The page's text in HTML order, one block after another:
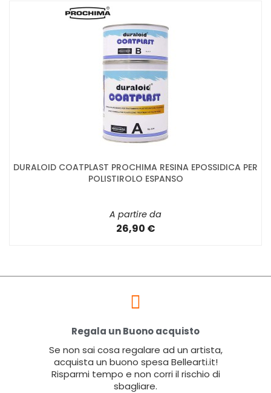
DURALOID COATPLAST PROCHIMA RESINA EPOSSIDICA PER
POLISTIROLO ESPANSO
A partire da
26,90 €
Regala un Buono acquisto
Se non sai cosa regalare ad un artista,
acquista un buono spesa Bellearti.it!
Risparmi tempo e non corri il rischio di
sbagliare.